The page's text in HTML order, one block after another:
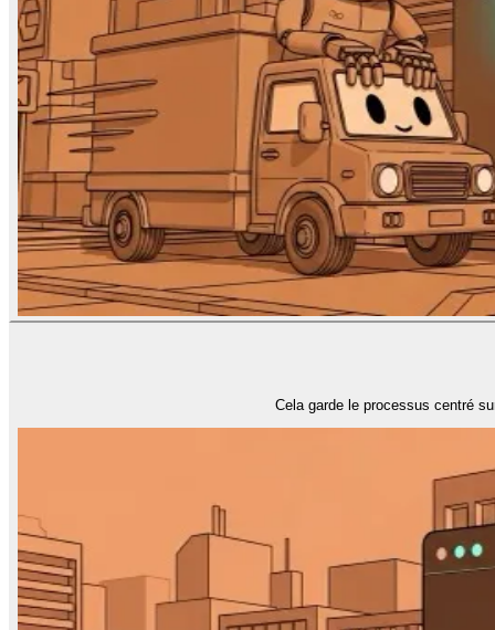
Cela garde le processus centré